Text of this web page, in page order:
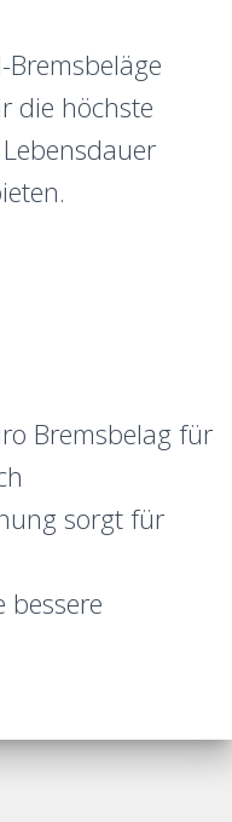
die höchste
Bremsbelag für
sorgt für
bessere